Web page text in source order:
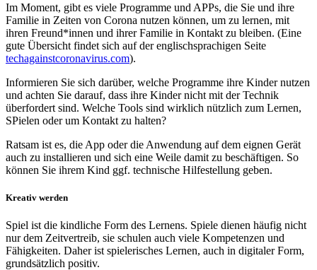
Im Moment, gibt es viele Programme und APPs, die Sie und ihre
Familie in Zeiten von Corona nutzen können, um zu lernen, mit
ihren Freund*innen und ihrer Familie in Kontakt zu bleiben. (Eine
gute Übersicht findet sich auf der englischsprachigen Seite
techagainstcoronavirus.com).
Informieren Sie sich darüber, welche Programme ihre Kinder nutzen
und achten Sie darauf, dass ihre Kinder nicht mit der Technik
überfordert sind. Welche Tools sind wirklich nützlich zum Lernen,
SPielen oder um Kontakt zu halten?
Ratsam ist es, die App oder die Anwendung auf dem eignen Gerät
auch zu installieren und sich eine Weile damit zu beschäftigen. So
können Sie ihrem Kind ggf. technische Hilfestellung geben.
Kreativ werden
Spiel ist die kindliche Form des Lernens. Spiele dienen häufig nicht
nur dem Zeitvertreib, sie schulen auch viele Kompetenzen und
Fähigkeiten. Daher ist spielerisches Lernen, auch in digitaler Form,
grundsätzlich positiv.